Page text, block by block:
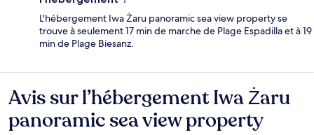
L'hébergement Iwa Żaru panoramic sea view property se
trouve à seulement 17 min de marche de Plage Espadilla et à 19
min de Plage Biesanz.
Avis
Avis sur l’hébergement Iwa Żaru
panoramic sea view property